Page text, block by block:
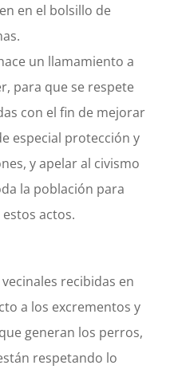
en el bolsillo de
un llamamiento a
para que se respete
con el fin de mejorar
especial protección y
y apelar al civismo
la población para
actos.
recibidas en
a los excrementos y
generan los perros,
respetando lo